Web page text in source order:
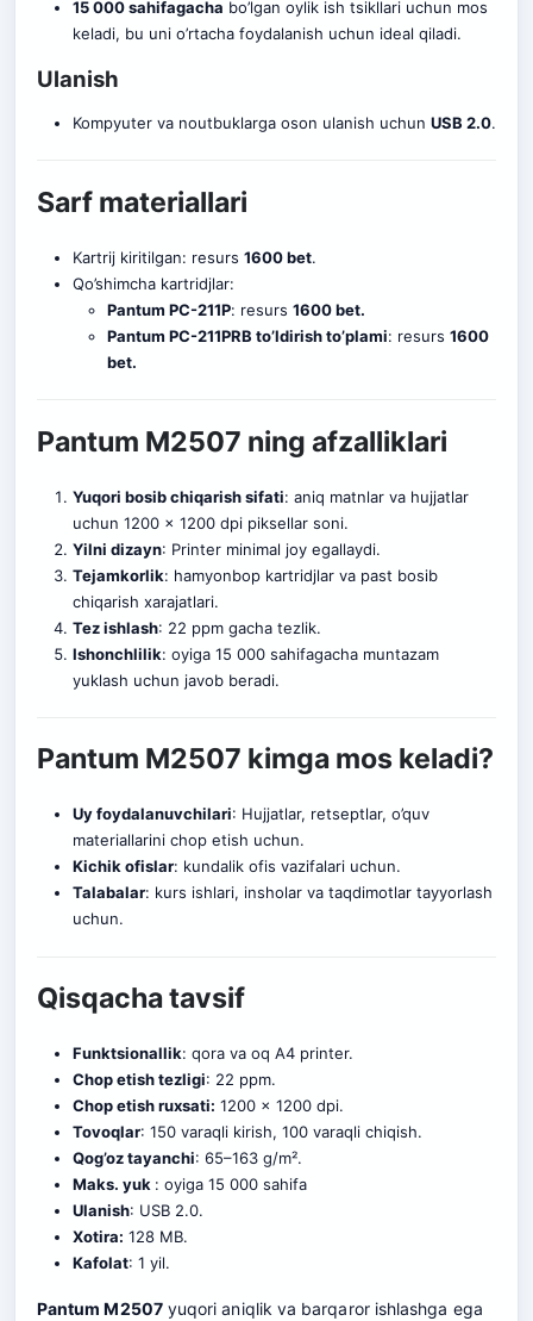
15 000 sahifagacha bo’lgan oylik ish tsikllari uchun mos
keladi, bu uni o’rtacha foydalanish uchun ideal qiladi.
Ulanish
Kompyuter va noutbuklarga oson ulanish uchun USB 2.0.
Sarf materiallari
Kartrij kiritilgan: resurs 1600 bet.
Qo’shimcha kartridjlar:
Pantum PC-211P: resurs1600 bet.
Pantum PC-211PRB to’ldirish to’plami: resurs1600
bet.
Pantum M2507 ning afzalliklari
Yuqori bosib chiqarish sifati: aniq matnlar va hujjatlar
uchun 1200 x 1200 dpi piksellar soni.
Yilni dizayn: Printer minimal joy egallaydi.
Tejamkorlik: hamyonbop kartridjlar va past bosib
chiqarish xarajatlari.
Tez ishlash: 22 ppm gacha tezlik.
Ishonchlilik: oyiga 15 000 sahifagacha muntazam
yuklash uchun javob beradi.
Pantum M2507 kimga mos keladi?
Uy foydalanuvchilari: Hujjatlar, retseptlar, o’quv
materiallarini chop etish uchun.
Kichik ofislar: kundalik ofis vazifalari uchun.
Talabalar: kurs ishlari, insholar va taqdimotlar tayyorlash
uchun.
Qisqacha tavsif
Funktsionallik: qora va oq A4 printer.
Chop etish tezligi: 22 ppm.
Chop etish ruxsati: 1200 x 1200 dpi.
Tovoqlar: 150 varaqli kirish, 100 varaqli chiqish.
Qog’oz tayanchi: 65–163 g/m².
Maks. yuk : oyiga 15 000 sahifa
Ulanish: USB 2.0.
Xotira: 128 MB.
Kafolat: 1 yil.
Pantum M2507yuqori aniqlik va barqaror ishlashga ega